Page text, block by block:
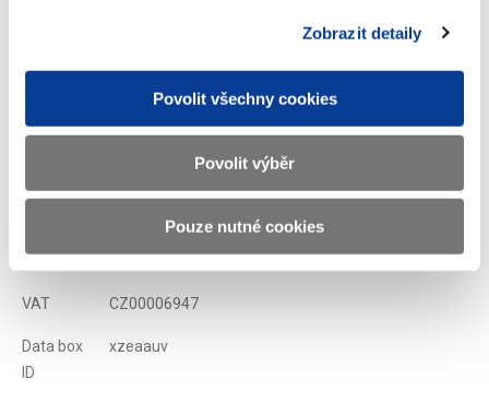
Zobrazit detaily
Povolit všechny cookies
Povolit výběr
Pouze nutné cookies
Ministry of Finance of the Czech Republic
Address Letenská 15, 118 10 Praha
podatelna@mf.gov.cz
VAT CZ00006947
Data box
ID
xzeaauv